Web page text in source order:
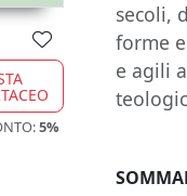
5%
secoli,
forme
e agili